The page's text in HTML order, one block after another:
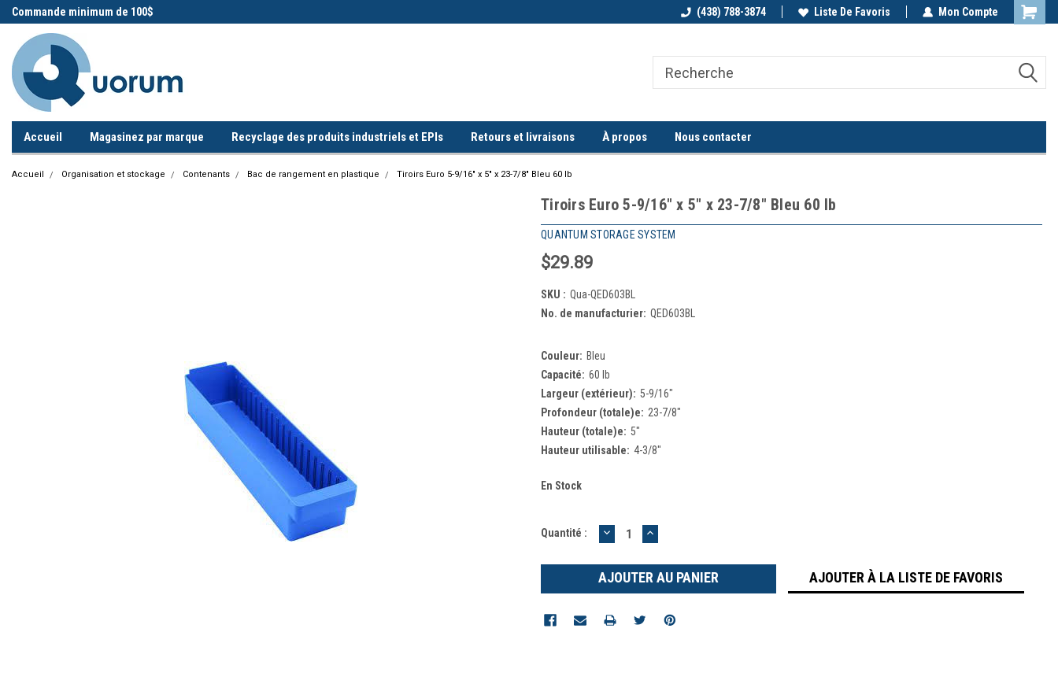
Commande minimum de 100$ Commande minimum de 100$ Appelez-nous!
(438) 788-3874 Liste De Favoris Mon Compte
Accueil Magasinez par marque Recyclage des produits industriels et EPIs Retours et livraisons À propos Nous contacter
Accueil Organisation et stockage Contenants Bac de rangement en plastique Tiroirs Euro 5-9/16" x 5" x 23-7/8" Bleu 60 lb
Tiroirs Euro 5-9/16" x 5" x 23-7/8" Bleu 60 lb
QUANTUM STORAGE SYSTEM
$29.89
SKU : Qua-QED603BL
No. de manufacturier: QED603BL
Couleur: Bleu
Capacité: 60 lb
Largeur (extérieur): 5-9/16"
Profondeur (totale)e: 23-7/8"
Hauteur (totale)e: 5"
Hauteur utilisable: 4-3/8"
En Stock
Quantité : DIMINUER
LA
:
AUGMENTER
LA
:
AJOUTER À LA LISTE DE FAVORIS